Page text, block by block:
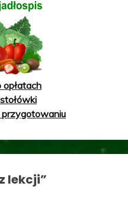
opłatach
lekcji”